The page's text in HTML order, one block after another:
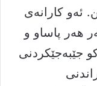
ئەو کارانەى
هەر پاساو و
جێبەجێکردنى